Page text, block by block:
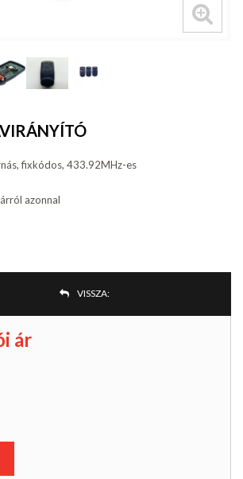
fixkódos, 433.92MHz-es
azonnal
VISSZA:
ár